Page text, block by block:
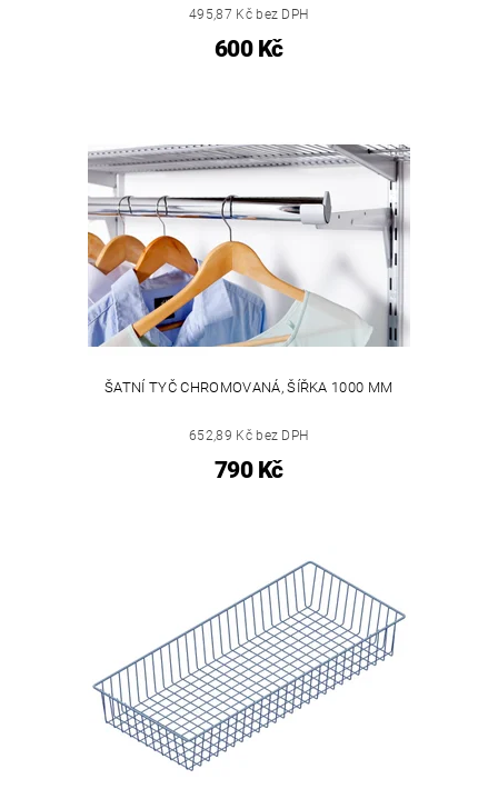
495,87 Kč bez DPH
600 Kč
ŠATNÍ TYČ CHROMOVANÁ, ŠÍŘKA 1000 MM
652,89 Kč bez DPH
790 Kč